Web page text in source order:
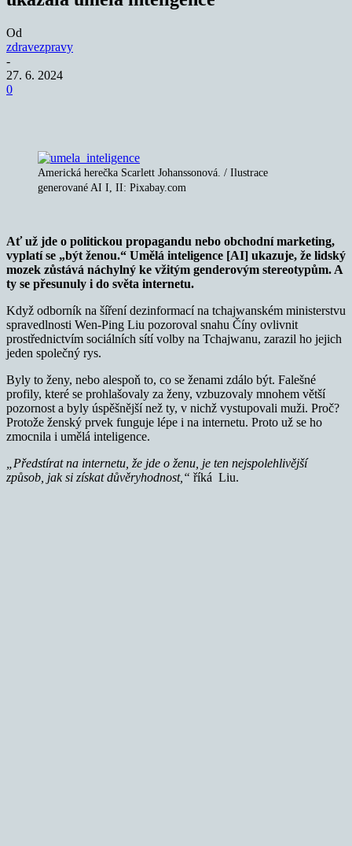
Od
zdravezpravy
-
27. 6. 2024
0
Americká herečka Scarlett Johanssonová. / Ilustrace
generované AI I, II: Pixabay.com
Ať už jde o politickou propagandu nebo obchodní marketing,
vyplatí se „být ženou.“ Umělá inteligence [AI] ukazuje, že lidský
mozek zůstává náchylný ke vžitým genderovým stereotypům. A
ty se přesunuly i do světa internetu.
Když odborník na šíření dezinformací na tchajwanském ministerstvu
spravedlnosti Wen-Ping Liu pozoroval snahu Číny ovlivnit
prostřednictvím sociálních sítí volby na Tchajwanu, zarazil ho jejich
jeden společný rys.
Byly to ženy, nebo alespoň to, co se ženami zdálo být. Falešné
profily, které se prohlašovaly za ženy, vzbuzovaly mnohem větší
pozornost a byly úspěšnější než ty, v nichž vystupovali muži. Proč?
Protože ženský prvek funguje lépe i na internetu. Proto už se ho
zmocnila i umělá inteligence.
„Předstírat na internetu, že jde o ženu, je ten nejspolehlivější
způsob, jak si získat důvěryhodnost,“ říká Liu.